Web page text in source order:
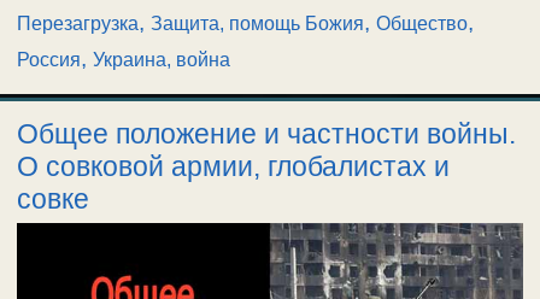
Перезагрузка, Защита, помощь Божия, Общество,
Россия, Украина, война
Общее положение и частности войны.
О совковой армии, глобалистах и
совке